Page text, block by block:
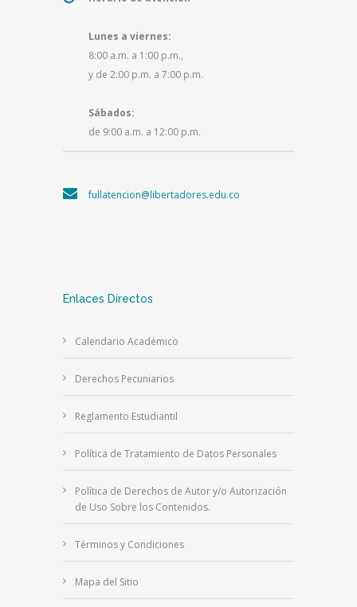
Lunes a viernes:
8:00 a.m. a 1:00 p.m.,
y de 2:00 p.m. a 7:00 p.m.
Sábados:
de 9:00 a.m. a 12:00 p.m.
fullatencion@libertadores.edu.co
Enlaces Directos
Calendario Académico
Derechos Pecuniarios
Reglamento Estudiantil
Política de Tratamiento de Datos Personales
Política de Derechos de Autor y/o Autorización
de Uso Sobre los Contenidos.
Términos y Condiciones
Mapa del Sitio